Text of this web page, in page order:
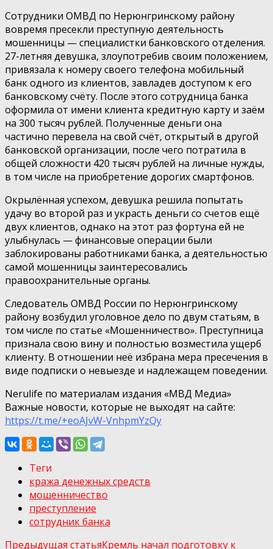
Сотрудники ОМВД по Нерюнгринскому району
вовремя пресекли преступную деятельность
мошенницы — специалистки банковского отделения.
27-летняя девушка, злоупотребив своим положением,
привязала к номеру своего телефона мобильный
банк одного из клиентов, завладев доступом к его
банковскому счёту. После этого сотрудница банка
оформила от имени клиента кредитную карту и заём
на 300 тысяч рублей. Полученные деньги она
частично перевела на свой счёт, открытый в другой
банковской организации, после чего потратила в
общей сложности 420 тысяч рублей на личные нужды,
в том числе на приобретение дорогих смартфонов.
Окрылённая успехом, девушка решила попытать
удачу во второй раз и украсть деньги со счетов ещё
двух клиентов, однако на этот раз фортуна ей не
улыбнулась — финансовые операции были
заблокированы работниками банка, а деятельностью
самой мошенницы заинтересовались
правоохранительные органы.
Следователь ОМВД России по Нерюнгринскому
району возбудил уголовное дело по двум статьям, в
том числе по статье «Мошенничество». Преступница
признала свою вину и полностью возместила ущерб
клиенту. В отношении неё избрана мера пресечения в
виде подписки о невыезде и надлежащем поведении.
Nerulife по материалам издания «МВД Медиа»
Важные новости, которые не выходят на сайте:
https://t.me/+eoAJvW-VnhpmYzQy
Теги
кража денежных средств
мошенничество
преступление
сотрудник банка
Предыдущая статьяКремль начал подготовку к